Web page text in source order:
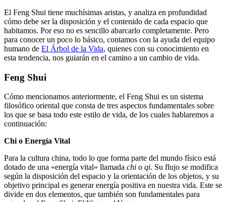
El Feng Shui tiene muchísimas aristas, y analiza en profundidad
cómo debe ser la disposición y el contenido de cada espacio que
habitamos. Por eso no es sencillo abarcarlo completamente. Pero
para conocer un poco lo básico, contamos con la ayuda del equipo
humano de El Árbol de la Vida, quienes con su conocimiento en
esta tendencia, nos guiarán en el camino a un cambio de vida.
Feng Shui
Cómo mencionamos anteriormente, el Feng Shui es un sistema
filosófico oriental que consta de tres aspectos fundamentales sobre
los que se basa todo este estilo de vida, de los cuales hablaremos a
continuación:
Chi o Energía Vital
Para la cultura china, todo lo que forma parte del mundo físico está
dotado de una «energía vital» llamada chi o qi. Su flujo se modifica
según la disposición del espacio y la orientación de los objetos, y su
objetivo principal es generar energía positiva en nuestra vida. Este se
divide en dos elementos, que también son fundamentales para